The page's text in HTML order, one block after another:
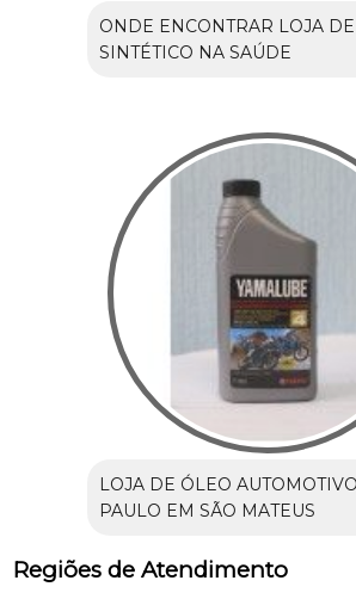
ONDE ENCONTRAR LOJA
SINTÉTICO NA SAÚDE
LOJA DE ÓLEO
PAULO EM SÃO MATEUS
Regiões de Atendimento